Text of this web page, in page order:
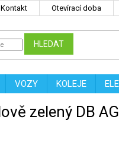
Kontakt Otevírací doba
HLEDAT
VOZY KOLEJE
zelený DB